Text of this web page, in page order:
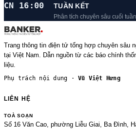
CN 16:00 TUẦN KẾT
Phân tích chuyên sâu cuối tuần
Trang thông tin điện tử tổng hợp chuyên sâu
tại Việt Nam. Dẫn nguồn từ các báo chính
liệu.
Phụ trách nội dung ·Vũ Việt Hưng
LIÊN HỆ
TOÀ SOẠN
Số 16 Văn Cao, phường Liễu Giai, Ba Đình,